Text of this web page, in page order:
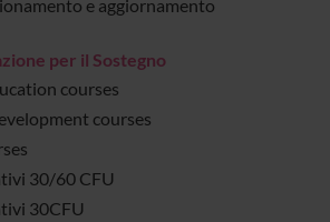
e aggiornamento
per il Sostegno
courses
courses
30/60 CFU
30CFU